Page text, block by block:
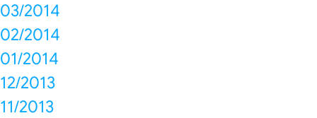
03/2014
02/2014
01/2014
12/2013
11/2013